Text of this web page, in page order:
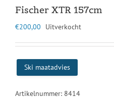
Fischer XTR 157cm
€200,00 Uitverkocht
Ski maatadvies
Artikelnummer: 8414